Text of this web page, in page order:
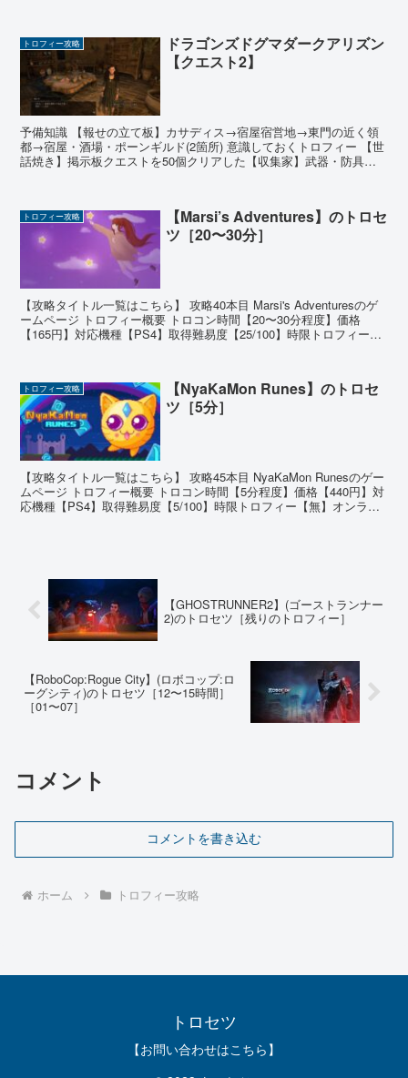
トロフィー攻略
ドラゴンズドグマダークアリズン
【クエスト2】
予備知識 【報せの立て板】カサディス→宿屋宿営地→東門の近く領
都→宿屋・酒場・ポーンギルド(2箇所) 意識しておくトロフィー 【世
話焼き】掲示板クエストを50個クリアした【収集家】武器・防具を
トロフィー攻略
【Marsi’s Adventures】のトロセ
ツ［20〜30分］
【攻略タイトル一覧はこちら】 攻略40本目 Marsi's Adventuresのゲ
ームページ トロフィー概要 トロコン時間【20〜30分程度】価格
【165円】対応機種【PS4】取得難易度【25/100】時限トロフィー
トロフィー攻略
【NyaKaMon Runes】のトロセ
ツ［5分］
【攻略タイトル一覧はこちら】 攻略45本目 NyaKaMon Runesのゲー
ムページ トロフィー概要 トロコン時間【5分程度】価格【440円】対
応機種【PS4】取得難易度【5/100】時限トロフィー【無】オンライ
【GHOSTRUNNER2】(ゴーストランナー
2)のトロセツ［残りのトロフィー］
【RoboCop:Rogue City】(ロボコップ:ロ
ーグシティ)のトロセツ［12〜15時間］
［01〜07］
コメント
コメントを書き込む
ホーム トロフィー攻略
トロセツ
【お問い合わせはこちら】